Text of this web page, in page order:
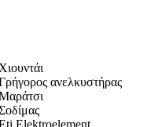
Χιουντάι
ανελκυστήρας